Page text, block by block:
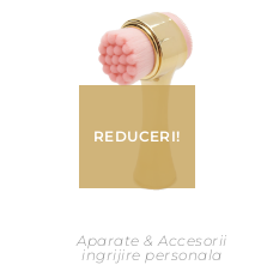
REDUCERI!
Aparate & Accesorii
ingrijire personala